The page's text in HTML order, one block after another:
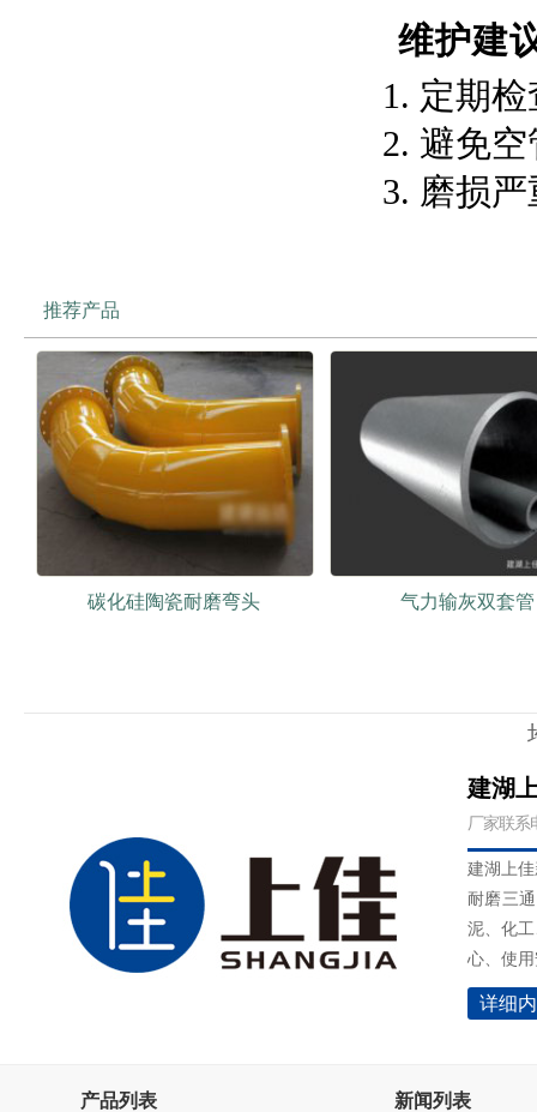
维护建
定期
避免
磨损
推荐产品
碳化硅陶瓷耐磨弯头 气力输灰双套管
建湖
厂家联系
建湖上
耐磨三
泥、化
心、使
详细
产品列表 新闻列表